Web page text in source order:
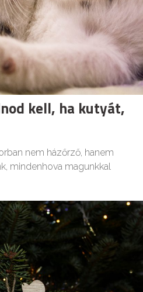
kell, ha kutyát,
nem házőrző, hanem
mindenhova magunkkal